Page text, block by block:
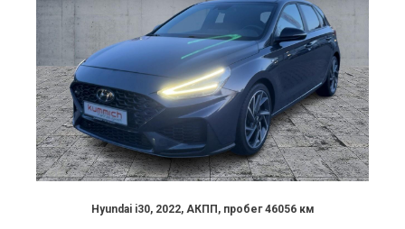
Hyundai i30, 2022, АКПП, пробег 46056 км